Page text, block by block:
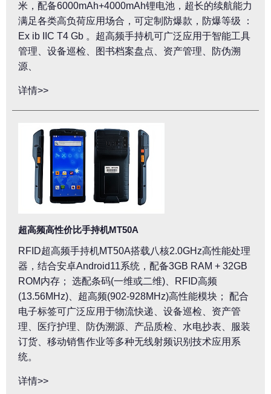
米，配备6000mAh+4000mAh锂电池，超长的续航能力
满足各类高负荷应用场合，可定制防爆款，防爆等级 ：
Ex ib IIC T4 Gb 。超高频手持机可广泛应用于智能工具
管理、设备巡检、图书档案盘点、资产管理、防伪溯
源、
详情>>
超高频高性价比手持机MT50A
RFID超高频手持机MT50A搭载八核2.0GHz高性能处理
器，结合安卓Android11系统，配备3GB RAM + 32GB
ROM内存； 选配条码(一维或二维)、RFID高频
(13.56MHz)、超高频(902-928MHz)高性能模块； 配合
电子标签可广泛应用于物流快递、设备巡检、资产管
理、医疗护理、防伪溯源、产品质检、水电抄表、服装
订货、移动销售作业等多种无线射频识别技术应用系
统。
详情>>